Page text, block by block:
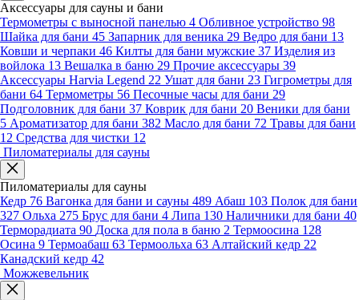
Аксессуары для сауны и бани
Термометры с выносной панелью 4 Обливное устройство 98
Шайка для бани 45 Запарник для веника 29 Ведро для бани 13
Ковши и черпаки 46 Килты для бани мужские 37 Изделия из
войлока 13 Вешалка в баню 29 Прочие аксессуары 39
Аксессуары Harvia Legend 22 Ушат для бани 23 Гигрометры для
бани 64 Термометры 56 Песочные часы для бани 29
Подголовник для бани 37 Коврик для бани 20 Веники для бани
5 Ароматизатор для бани 382 Масло для бани 72 Травы для бани
12 Средства для чистки 12
Пиломатериалы для сауны
Пиломатериалы для сауны
Кедр 76 Вагонка для бани и сауны 489 Абаш 103 Полок для бани
327 Ольха 275 Брус для бани 4 Липа 130 Наличники для бани 40
Терморадиата 90 Доска для пола в баню 2 Термоосина 128
Осина 9 Термоабаш 63 Термоольха 63 Алтайский кедр 22
Канадский кедр 42
Можжевельник